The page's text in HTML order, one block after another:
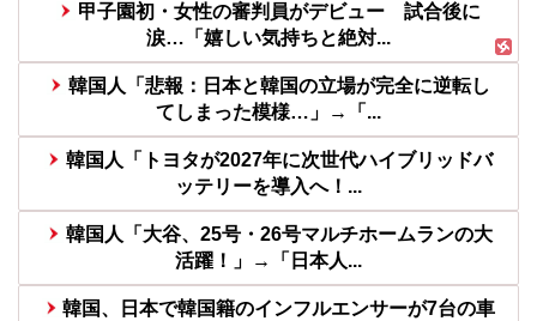
甲子園初・女性の審判員がデビュー 試合後に
涙…「嬉しい気持ちと絶対...
韓国人「悲報：日本と韓国の立場が完全に逆転し
てしまった模様…」→「...
韓国人「トヨタが2027年に次世代ハイブリッドバ
ッテリーを導入へ！...
韓国人「大谷、25号・26号マルチホームランの大
活躍！」→「日本人...
韓国、日本で韓国籍のインフルエンサーが7台の車